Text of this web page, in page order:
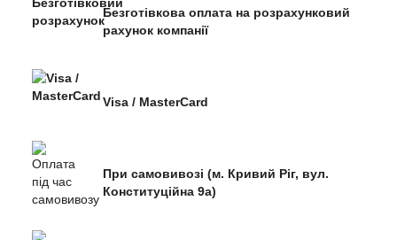
Безготівкова оплата на розрахунковий
рахунок компанії
Visa / MasterCard
При самовивозі (м. Кривий Ріг, вул.
Конституційна 9а)